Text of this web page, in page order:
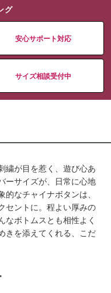
グ
安心サポート対応
サイズ相談受付中
繍が目を惹く、遊び心あ
ーサイズが、日常に心地
なチャイナボタンは、
セントに。程よい厚みの
なボトムスとも相性よく
きを添えてくれる、こだ